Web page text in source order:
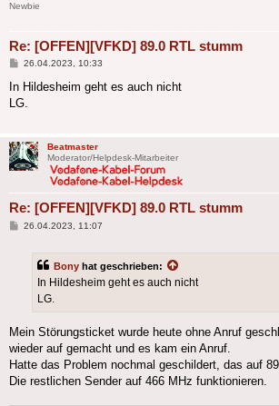
Newbie
Re: [OFFEN][VFKD] 89.0 RTL stumm
Beitrag
26.04.2023, 10:33
In Hildesheim geht es auch nicht
LG.
Beatmaster
Moderator/Helpdesk-Mitarbeiter
Re: [OFFEN][VFKD] 89.0 RTL stumm
Beitrag
26.04.2023, 11:07
Bony hat geschrieben:
In Hildesheim geht es auch nicht
LG.
Mein Störungsticket wurde heute ohne Anruf
wieder auf gemacht und es kam ein Anruf.
Hatte das Problem nochmal geschildert, das auf
Die restlichen Sender auf 466 MHz funktionieren.